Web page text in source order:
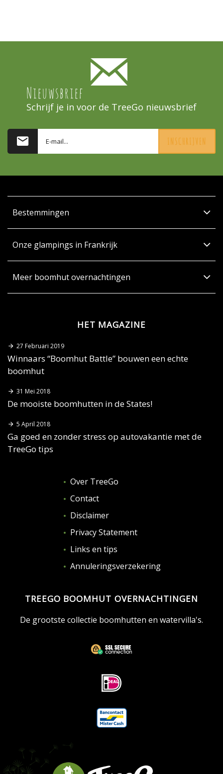
Nieuwsbrief
Schrijf je in voor de TreeGo nieuwsbrief
INSCHRIJVEN
Bestemmingen
Onze glampings in Frankrijk
Meer boomhut overnachtingen
HET MAGAZINE
27 Februari 2019
Winnaars “Boomhut Battle” bouwen een echte
boomhut
31 Mei 2018
De mooiste boomhutten in de States!
5 April 2018
Ga goed en zonder stress op autovakantie met de
TreeGo tips
Over TreeGo
Contact
Disclaimer
Privacy Statement
Links en tips
Annuleringsverzekering
TREEGO BOOMHUT OVERNACHTINGEN
De grootste collectie boomhutten en watervilla's.